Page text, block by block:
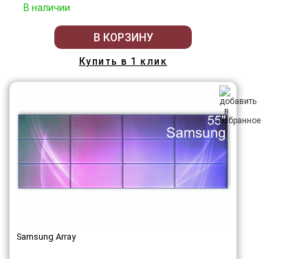
В наличии
В КОРЗИНУ
Купить в 1 клик
Samsung Array